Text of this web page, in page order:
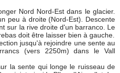
Nord Nord-Est dans le glacier.
peu à droite (Nord-Est). Descente
sur la rive droite d'un barranco. Le
doit être laisser bien à gauche.
jusqu'à rejoindre une sente au
(vers 2250m) dans le Vall
la sente qui longe le ruisseau de